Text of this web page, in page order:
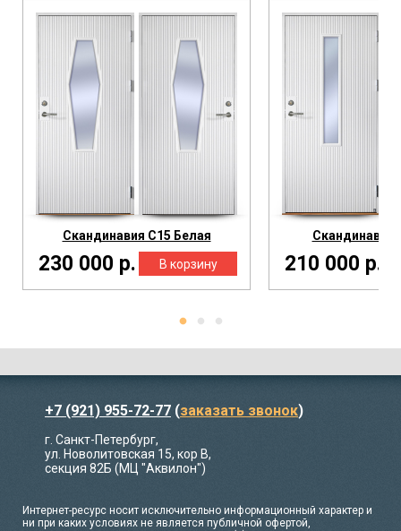
Скандинавия С15 Белая
230 000 р.
Скандинавия
210 000 р.
+7 (921) 955-72-77 (заказать звонок)
г. Санкт-Петербург,
ул. Новолитовская 15, кор В,
секция 82Б (МЦ "Аквилон")
Интернет-ресурс носит исключительно информационный характер и
ни при каких условиях не является публичной офертой,